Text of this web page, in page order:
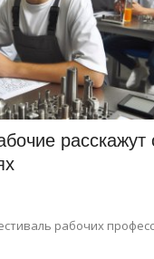
расскажут
рабочих
0
официально внесено в